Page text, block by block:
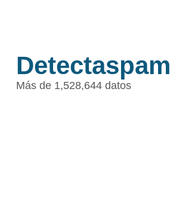
Detectaspam
Más de 1,528,644 datos